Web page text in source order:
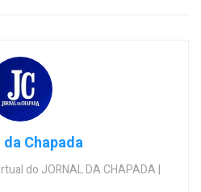
Chapada
do JORNAL DA CHAPADA |